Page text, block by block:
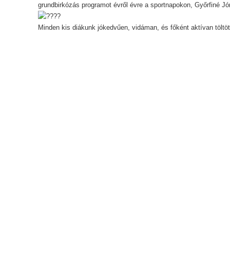
grundbirkózás programot évről évre a sportnapokon, Győrfiné
Minden kis diákunk jókedvűen, vidáman, és főként aktívan